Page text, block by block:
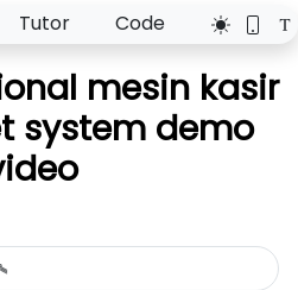
Tutor Code
mesin kasir
system demo